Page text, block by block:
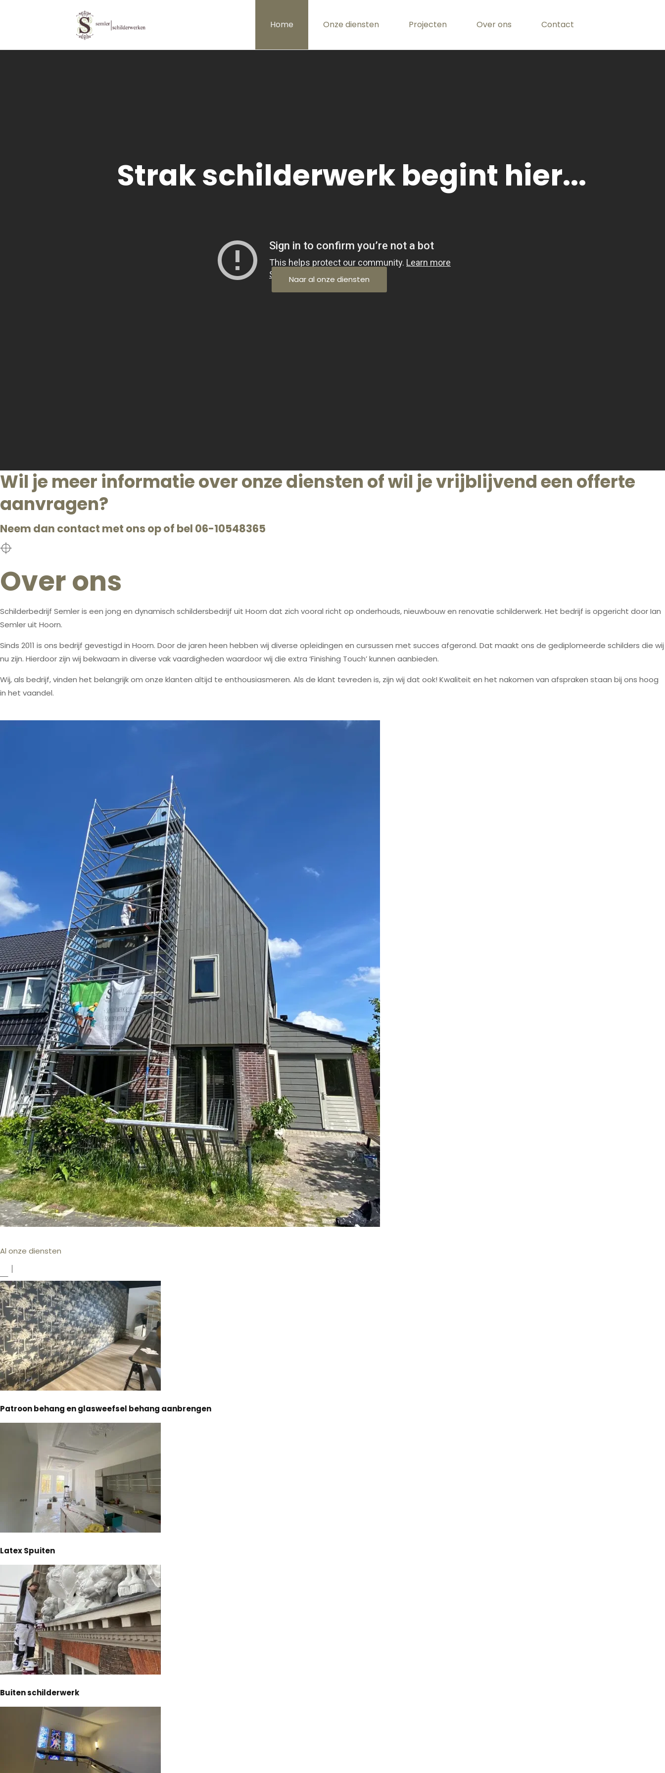
Home Onze diensten Projecten Over ons Contact
Strak schilderwerk begint hier...
Naar al onze diensten
Wil je meer informatie over onze diensten of wil je vrijblijvend een offerte
aanvragen?
Neem dan contact met ons op of bel 06-10548365
Over ons
Schilderbedrijf Semler is een jong en dynamisch schildersbedrijf uit Hoorn dat zich vooral richt op onderhouds, nieuwbouw en renovatie schilderwerk. Het bedrijf is opgericht door Ian
Semler uit Hoorn.
Sinds 2011 is ons bedrijf gevestigd in Hoorn. Door de jaren heen hebben wij diverse opleidingen en cursussen met succes afgerond. Dat maakt ons de gediplomeerde schilders die wij
nu zijn. Hierdoor zijn wij bekwaam in diverse vak vaardigheden waardoor wij die extra ‘Finishing Touch’ kunnen aanbieden.
Wij, als bedrijf, vinden het belangrijk om onze klanten altijd te enthousiasmeren. Als de klant tevreden is, zijn wij dat ook! Kwaliteit en het nakomen van afspraken staan bij ons hoog
in het vaandel.
Al onze diensten
Patroon behang en glasweefsel behang aanbrengen
Latex Spuiten
Buiten schilderwerk